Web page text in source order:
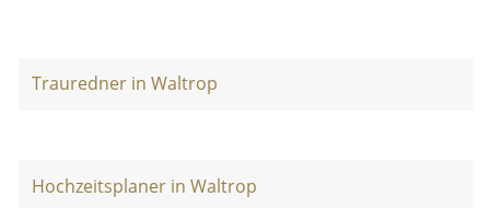
Trauredner in Waltrop
Hochzeitsplaner in Waltrop